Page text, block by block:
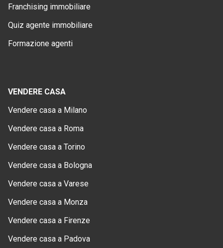
Franchising immobiliare
Quiz agente immobiliare
Formazione agenti
VENDERE CASA
Vendere casa a Milano
Vendere casa a Roma
Vendere casa a Torino
Vendere casa a Bologna
Vendere casa a Varese
Vendere casa a Monza
Vendere casa a Firenze
Vendere casa a Padova